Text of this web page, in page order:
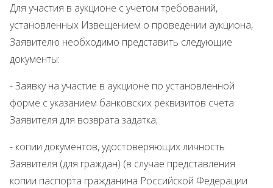
Для участия в аукционе с учетом требований,
установленных Извещением о проведении аукциона,
Заявителю необходимо представить следующие
документы:
- Заявку на участие в аукционе по установленной
форме с указанием банковских реквизитов счета
Заявителя для возврата задатка;
- копии документов, удостоверяющих личность
Заявителя (для граждан) (в случае представления
копии паспорта гражданина Российской Федерации